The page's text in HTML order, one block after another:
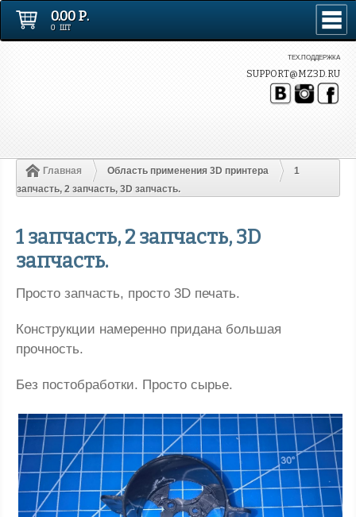
ТЕХ.ПОДДЕРЖКА
SUPPORT@MZ3D.RU
0.00 Р.
0 ШТ
Главная Область применения 3D принтера
1
запчасть, 2 запчасть, 3D запчасть.
1 запчасть, 2 запчасть, 3D
запчасть.
Просто запчасть, просто 3D печать.
Конструкции намеренно придана большая
прочность.
Без постобработки. Просто сырье.